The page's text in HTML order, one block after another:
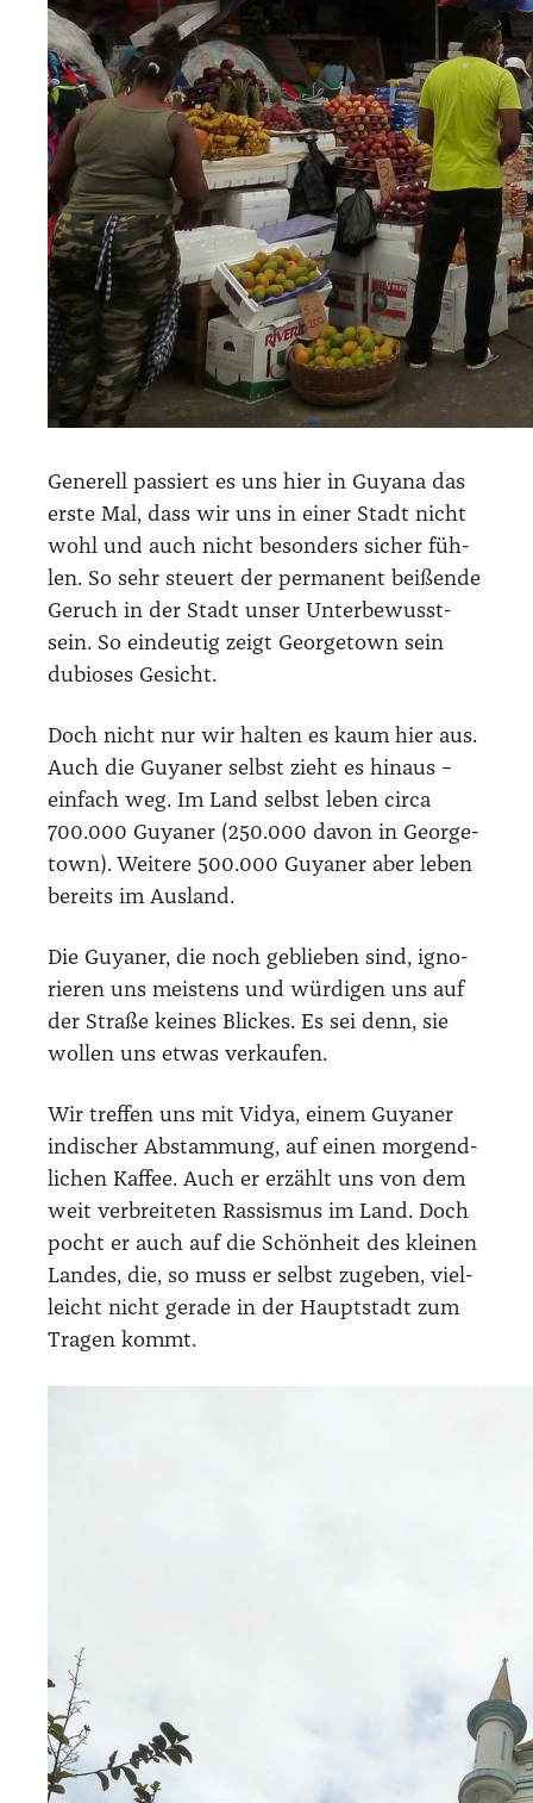
Gene­rell pas­siert es uns hier in Guya­na das
ers­te Mal, dass wir uns in einer Stadt nicht
wohl und auch nicht beson­ders sicher füh­
len. So sehr steu­ert der per­ma­nent bei­ßen­de
Geruch in der Stadt unser Unter­be­wusst­
sein. So ein­deu­tig zeigt George­town sein
dubio­ses Gesicht.
Doch nicht nur wir hal­ten es kaum hier aus.
Auch die Guya­ner selbst zieht es hin­aus –
ein­fach weg. Im Land selbst leben cir­ca
700.000 Guya­ner (250.000 davon in George­
town). Wei­te­re 500.000 Guya­ner aber leben
bereits im Aus­land.
Die Guya­ner, die noch geblie­ben sind, igno­
rie­ren uns meis­tens und wür­di­gen uns auf
der Stra­ße kei­nes Bli­ckes. Es sei denn, sie
wol­len uns etwas ver­kau­fen.
Wir tref­fen uns mit Vidya, einem Guya­ner
indi­scher Abstam­mung, auf einen mor­gend­
li­chen Kaf­fee. Auch er erzählt uns von dem
weit ver­brei­te­ten Ras­sis­mus im Land. Doch
pocht er auch auf die Schön­heit des klei­nen
Lan­des, die, so muss er selbst zuge­ben, viel­
leicht nicht gera­de in der Haupt­stadt zum
Tra­gen kommt.